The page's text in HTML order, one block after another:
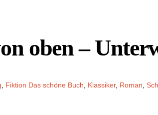
oben –
Fiktion Das schöne Buch Klassiker, Roman